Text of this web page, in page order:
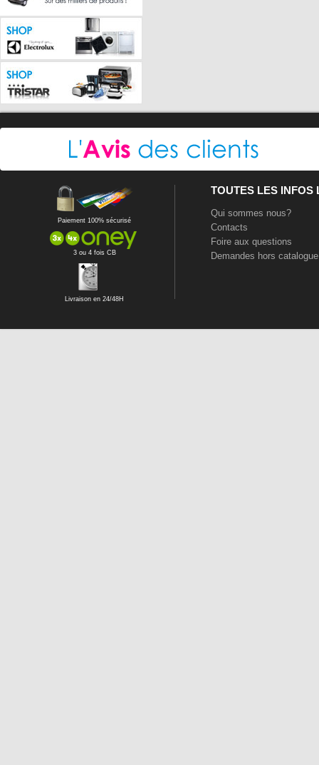
Paiement 100% sécurisé
3 ou 4 fois CB
Livraison en 24/48H
TOUTES LES INFOS
Qui sommes nous?
Contacts
Foire aux questions
Demandes hors catalogue